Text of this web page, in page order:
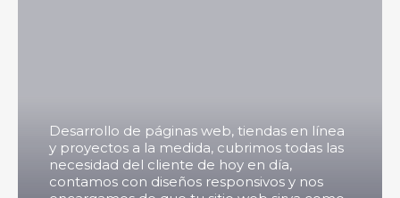
Desarrollo de páginas web, tiendas en línea
y proyectos a la medida, cubrimos todas las
necesidad del cliente de hoy en día,
contamos con diseños responsivos y nos